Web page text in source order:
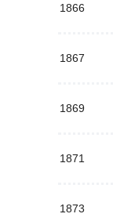
1866
1867
1869
1871
1873